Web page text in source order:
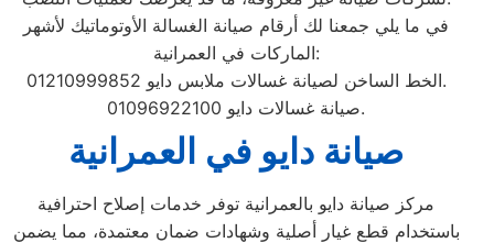
في ما يلي جمعنا لك أرقام صيانة الغسالة الأوتوماتيك لأشهر
الماركات في العمرانية:
الخط الساخن لصيانة غسالات ملابس دايو 01210999852.
صيانة غسالات دايو 01096922100.
صيانة دايو في العمرانية
مركز صيانة دايو بالعمرانية توفر خدمات إصلاح احترافية
باستخدام قطع غيار أصلية وشهادات ضمان معتمدة، مما يضمن